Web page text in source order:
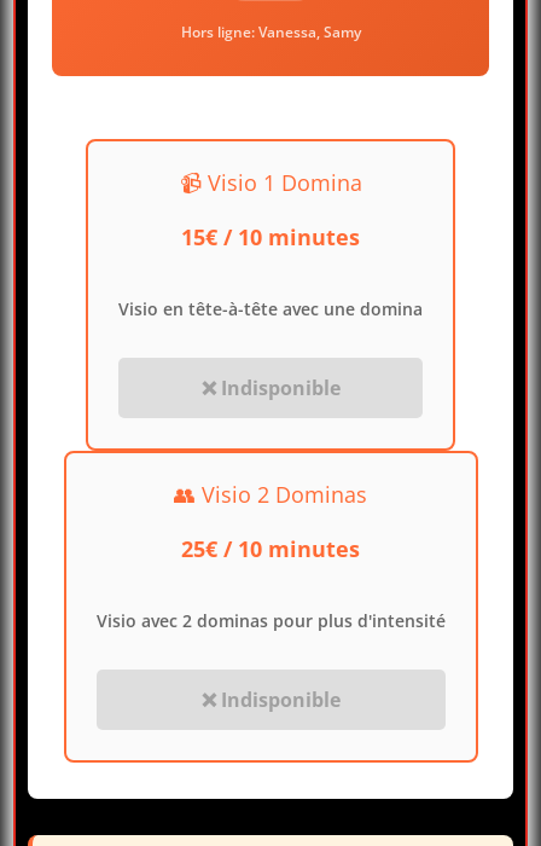
Hors ligne: Vanessa, Samy
📹 Visio 1 Domina
15€ / 10 minutes
Visio en tête-à-tête avec une domina
❌ Indisponible
👥 Visio 2 Dominas
25€ / 10 minutes
Visio avec 2 dominas pour plus d'intensité
❌ Indisponible